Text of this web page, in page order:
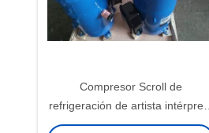
Compresor Scroll de
refrigeración de artista intérprete
o ejecutante SZ120S4VC SZ120-